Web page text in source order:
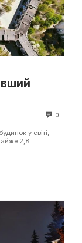
0
у світі,
2,8